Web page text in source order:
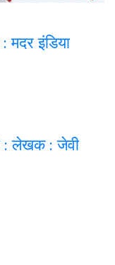
मदर इंडिया
: लेखक : जेवी